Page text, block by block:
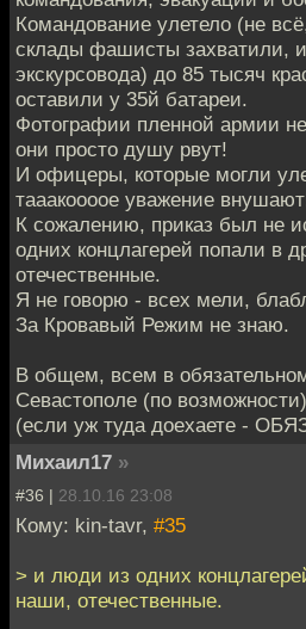
Командование улетело (не
склады фашисты захватили,
экскурсовода) до 85 тысяч
оставили у 35й батареи.
Фотографии пленной армии
они просто душу рвут!
И офицеры, которые могли
тааакоооое уважение
К сожалению, приказ был не
одних концлагерей попали в
отечественные.
Я не говорю - всех мели,
За Кровавый Режим не знаю.
В общем, всем в
Севастополе (по
(если уж туда доехаете -
Михаил17 »
#36 | 28.10.16 23:08
Кому: kin-tavr, #35
> и люди из одних
наши, отечественные.